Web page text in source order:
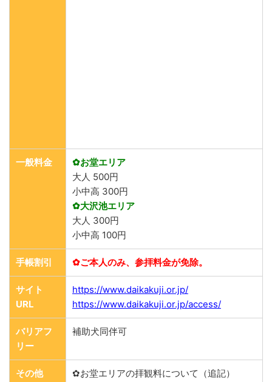
一般料金
✿お堂エリア
大人 500円
小中高 300円
✿大沢池エリア
大人 300円
小中高 100円
手帳割引 ✿ご本人のみ、参拝料金が免除。
サイト
URL
https://www.daikakuji.or.jp/
https://www.daikakuji.or.jp/access/
バリアフ
リー
補助犬同伴可
その他
✿お堂エリアの拝観料について（追記）